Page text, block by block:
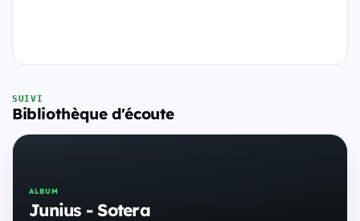
SUIVI
Bibliothèque d'écoute
ALBUM
Junius - Sotera